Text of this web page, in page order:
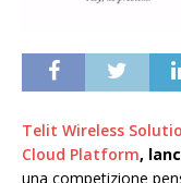
Telit Wireless
Cloud Platform,
una competizione